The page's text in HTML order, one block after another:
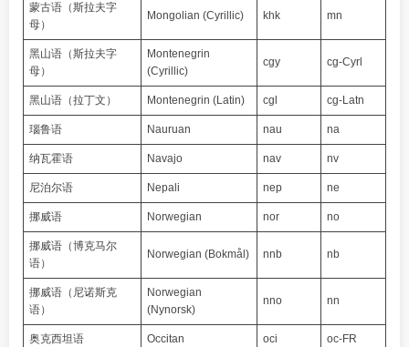
蒙古语（斯拉夫字
母）
Mongolian (Cyrillic) khk mn
黑山语（斯拉夫字
母）
Montenegrin
(Cyrillic)
cgy cg-Cyrl
黑山语（拉丁文） Montenegrin (Latin) cgl cg-Latn
瑙鲁语 Nauruan nau na
纳瓦霍语 Navajo nav nv
尼泊尔语 Nepali nep ne
挪威语 Norwegian nor no
挪威语（博克马尔
语）
Norwegian (Bokmål) nnb nb
挪威语（尼诺斯克
语）
Norwegian
(Nynorsk)
nno nn
奥克西坦语 Occitan oci oc-FR